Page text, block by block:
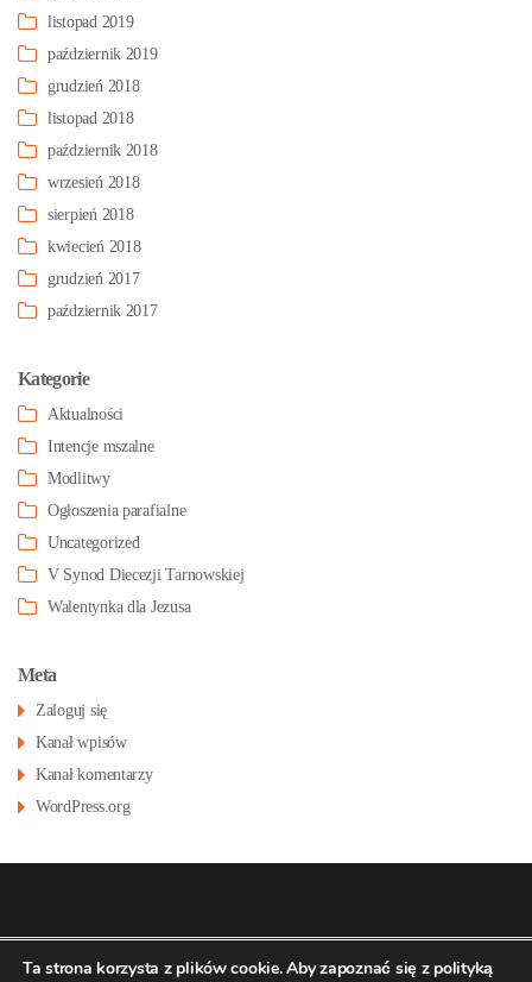
listopad 2019
październik 2019
grudzień 2018
listopad 2018
październik 2018
wrzesień 2018
sierpień 2018
kwiecień 2018
grudzień 2017
październik 2017
Kategorie
Aktualności
Intencje mszalne
Modlitwy
Ogłoszenia parafialne
Uncategorized
V Synod Diecezji Tarnowskiej
Walentynka dla Jezusa
Meta
Zaloguj się
Kanał wpisów
Kanał komentarzy
WordPress.org
© 2026Konatsu.pldlaParafia św Stanisława
Polityka
Ta strona korzysta z plików cookie. Aby zapoznać się z polityką